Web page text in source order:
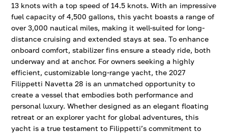
13 knots with a top speed of 14.5 knots. With an impressive
fuel capacity of 4,500 gallons, this yacht boasts a range of
over 3,000 nautical miles, making it well-suited for long-
distance cruising and extended stays at sea. To enhance
onboard comfort, stabilizer fins ensure a steady ride, both
underway and at anchor. For owners seeking a highly
efficient, customizable long-range yacht, the 2027
Filippetti Navetta 28 is an unmatched opportunity to
create a vessel that embodies both performance and
personal luxury. Whether designed as an elegant floating
retreat or an explorer yacht for global adventures, this
yacht is a true testament to Filippetti’s commitment to